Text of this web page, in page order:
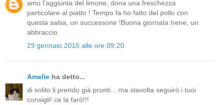
amo l'aggiunta del limone, dona una freschezza
particolare al piatto ! Tempo fa ho fatto del pollo con
questa salsa, un successone !Buona giornata Irene, un
abbraccio
29 gennaio 2015 alle ore 09:20
Amelie ha detto...
di solito li prendo già pronti....ma stavolta seguirò i tuoi
consigli! ce la farò!!!